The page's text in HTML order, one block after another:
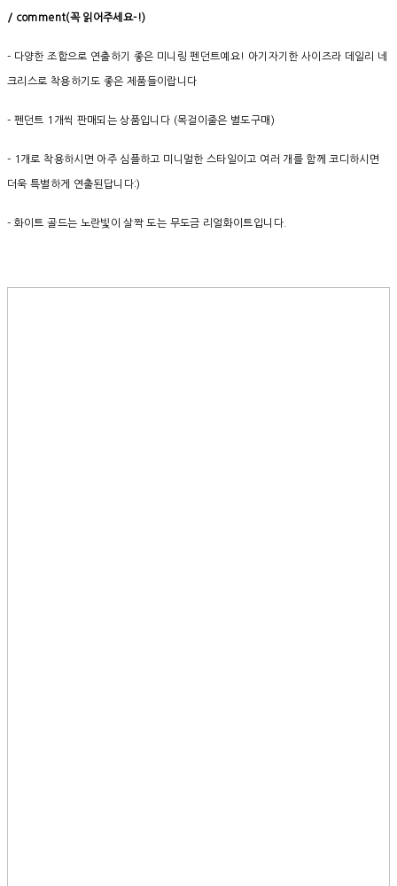
/ comment(꼭 읽어주세요-!)
- 다양한 조합으로 연출하기 좋은 미니링 펜던트예요! 아기자기한 사이즈라 데일리 네
크리스로 착용하기도 좋은 제품들이랍니다
- 펜던트 1개씩 판매되는 상품입니다 (목걸이줄은 별도구매)
- 1개로 착용하시면 아주 심플하고 미니멀한 스타일이고 여러 개를 함께 코디하시면
더욱 특별하게 연출된답니다:)
- 화이트 골드는 노란빛이 살짝 도는 무도금 리얼화이트입니다.